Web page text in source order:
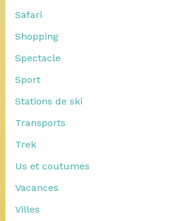
Safari
Shopping
Spectacle
Sport
Stations de ski
Transports
Trek
Us et coutumes
Vacances
Villes